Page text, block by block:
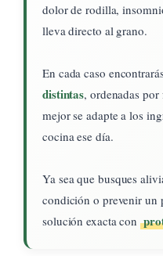
dolor de rodilla,
lleva directo al grano.
En cada caso
distintas, ordenadas
mejor se adapte a los
cocina ese día.
Ya sea que busques
condición o prevenir un
solución exacta con